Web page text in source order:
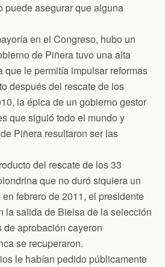
puede asegurar que alguna
en el Congreso, hubo un
de Piñera tuvo una alta
que le permitía impulsar reformas
después del rescate de los
la épica de un gobierno gestor
que siguió todo el mundo y
Piñera resultaron ser las
del rescate de los 33
que no duró siquiera un
febrero de 2011, el presidente
la salida de Bielsa de la selección
aprobación cayeron
se recuperaron.
le habían pedido públicamente